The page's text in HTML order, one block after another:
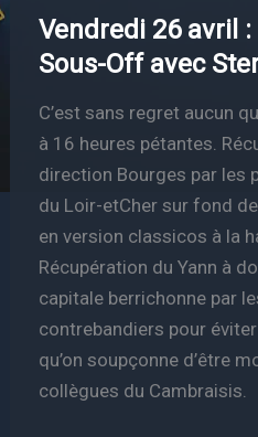
Vendredi 26 avril
Sous-Off avec
C’est sans regret aucun
à 16 heures pétantes.
direction Bourges par les
du Loir-etCher sur fond
en version classicos à la
Récupération du Yann à
capitale berrichonne par
contrebandiers pour
qu’on soupçonne d’être
collègues du Cambraisis.